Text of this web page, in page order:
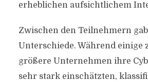
erheblichen aufsichtlichem
Zwischen den Teilnehmern
Unterschiede. Während einige
größere Unternehmen ihre
sehr stark einschätzten,